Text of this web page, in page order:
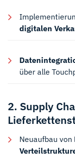
digitalen
über alle
2. Supply
Neuaufbau von